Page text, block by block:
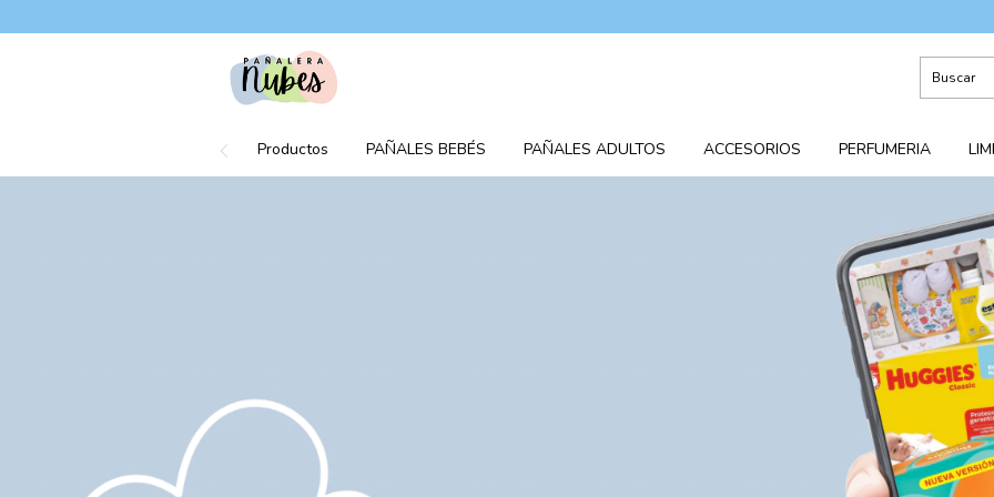
5%
Productos PAÑALES BEBÉS PAÑALES ADULTOS ACCESORIOS PERFUMERIA